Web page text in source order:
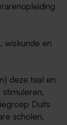
wiskunde en
deze taal en
Duits
scholen,